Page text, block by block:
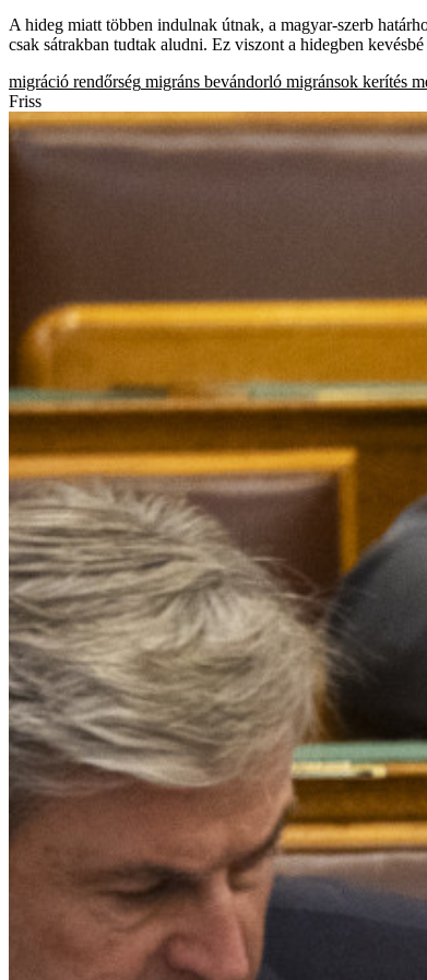
A hideg miatt többen indulnak útnak, a magyar-szerb
csak sátrakban tudtak aludni. Ez viszont a hidegben
migráció rendőrség migráns bevándorló migránsok kerítés
Friss